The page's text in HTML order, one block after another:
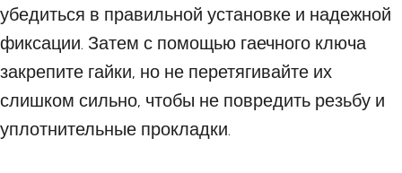
убедиться в правильной установке и надежной
фиксации. Затем с помощью гаечного ключа
закрепите гайки, но не перетягивайте их
слишком сильно, чтобы не повредить резьбу и
уплотнительные прокладки.